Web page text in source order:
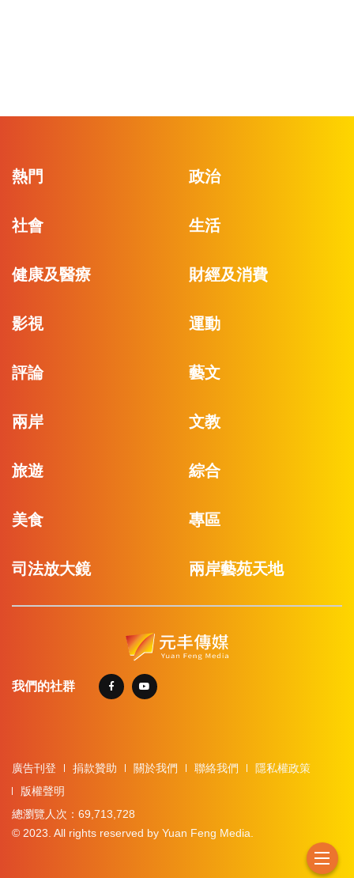
熱門 政治
社會 生活
健康及醫療 財經及消費
影視 運動
評論 藝文
兩岸 文教
旅遊 綜合
美食 專區
司法放大鏡 兩岸藝苑天地
我們的社群
廣告刊登 捐款贊助 關於我們 聯絡我們
隱私權政策
版權聲明
總瀏覽人次：69,713,728
© 2023. All rights reserved by Yuan Feng Media.